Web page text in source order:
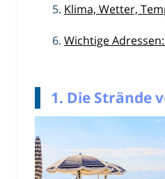
Klima, Wetter,
Wichtige
1. Die Strände